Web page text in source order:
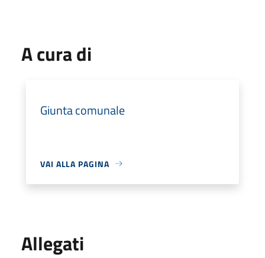
A cura di
Giunta comunale
VAI ALLA PAGINA
Allegati